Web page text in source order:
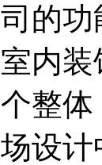
的
内
整
设